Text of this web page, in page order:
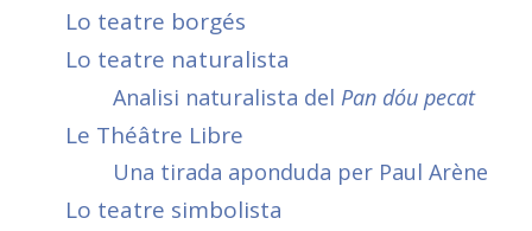
Lo teatre borgés
Lo teatre naturalista
Analisi naturalista del Pan dóu pecat
Le Théâtre Libre
Una tirada aponduda per Paul Arène
Lo teatre simbolista